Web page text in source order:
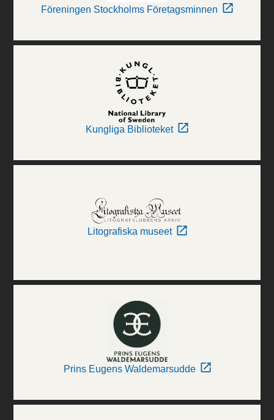
Föreningen Stockholms Företagsminnen
Kungliga Biblioteket
Litografiska museet
Prins Eugens Waldemarsudde